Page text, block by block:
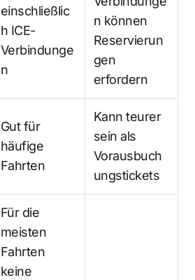
einschließlic
h ICE-
Verbindunge
n
n können
Reservierun
gen
erfordern
Gut für
häufige
Fahrten
Kann teurer
sein als
Vorausbuch
ungstickets
Für die
meisten
Fahrten
keine